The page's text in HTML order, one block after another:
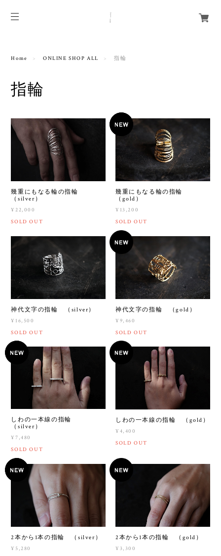
Home ONLINE SHOP ALL 指輪
指輪
幾重にもなる輪の指輪
（silver）
¥22,000
SOLD OUT
幾重にもなる輪の指輪
（gold）
¥13,200
SOLD OUT
神代文字の指輪 （silver）
¥16,500
SOLD OUT
神代文字の指輪 （gold）
¥9,460
SOLD OUT
しわの一本線の指輪
（silver）
¥7,480
SOLD OUT
しわの一本線の指輪 （gold）
¥4,400
SOLD OUT
2本から1本の指輪 （silver）
¥5,280
2本から1本の指輪 （gold）
¥3,300